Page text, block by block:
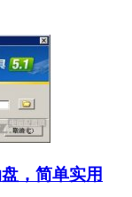
，简单实用